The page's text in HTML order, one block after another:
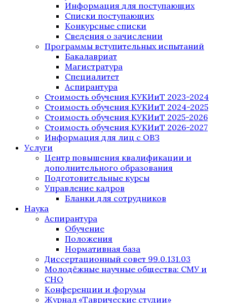
Информация для поступающих
Списки поступающих
Конкурсные списки
Сведения о зачислении
Программы вступительных испытаний
Бакалавриат
Магистратура
Специалитет
Аспирантура
Стоимость обучения КУКИиТ 2023-2024
Стоимость обучения КУКИиТ 2024-2025
Стоимость обучения КУКИиТ 2025-2026
Стоимость обучения КУКИиТ 2026-2027
Информация для лиц с ОВЗ
Услуги
Центр повышения квалификации и
дополнительного образования
Подготовительные курсы
Управление кадров
Бланки для сотрудников
Наука
Аспирантура
Обучение
Положения
Нормативная база
Диссертационный совет 99.0.131.03
Молодёжные научные общества: СМУ и
СНО
Конференции и форумы
Журнал «Таврические студии»